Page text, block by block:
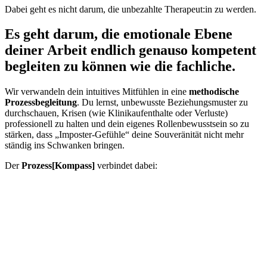
Dabei geht es nicht darum, die unbezahlte Therapeut:in zu werden.
Es geht darum, die emotionale Ebene
deiner Arbeit endlich genauso kompetent
begleiten zu können wie die fachliche.
Wir verwandeln dein intuitives Mitfühlen in eine methodische
Prozessbegleitung. Du lernst, unbewusste Beziehungsmuster zu
durchschauen, Krisen (wie Klinikaufenthalte oder Verluste)
professionell zu halten und dein eigenes Rollenbewusstsein so zu
stärken, dass „Imposter-Gefühle“ deine Souveränität nicht mehr
ständig ins Schwanken bringen.
DerProzess[Kompass] verbindet dabei: